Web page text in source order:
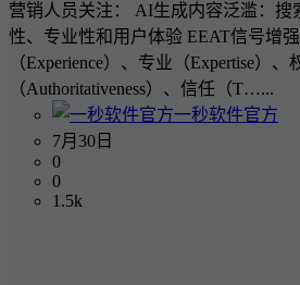
营销人员关注： AI生成内容泛滥：搜
性、专业性和用户体验 EEAT信号增
（Experience）、专业（Expertise）、
（Authoritativeness）、信任（T…...
一秒软件官方
7月30日
0
0
1.5k